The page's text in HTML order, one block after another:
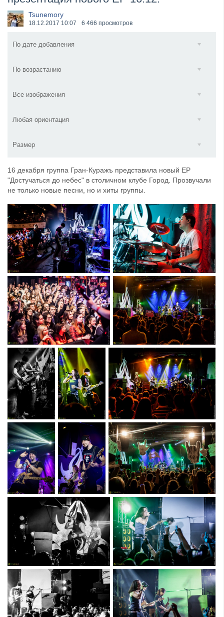
​Anthrax выпустили новый сингл и клип «Everybod...
Tsunemory
18.12.2017 10:07 6 466 просмотров
По дате добавления
По возрастанию
Все изображения
Любая ориентация
Размер
16 декабря группа Гран-Куражъ представила новый EP
"Достучаться до небес" в столичном клубе Город. Прозвучали
не только новые песни, но и хиты группы.